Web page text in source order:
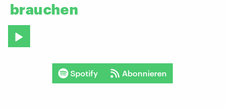
brauchen
Spotify Abonnieren